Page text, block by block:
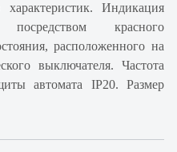
Индикация
красного
расположенного на
выключателя. Частота
автомата IP20. Размер